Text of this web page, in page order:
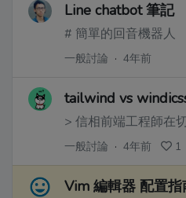
Line chatbot 筆記
# 簡單的回音機器人
一般討論 · 4年前
tailwind vs
一般討論 · 4年前 1
Vim 編輯器 配置